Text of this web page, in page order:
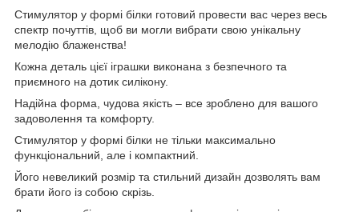
Стимулятор у формі білки готовий провести вас через весь
спектр почуттів, щоб ви могли вибрати свою унікальну
мелодію блаженства!
Кожна деталь цієї іграшки виконана з безпечного та
приємного на дотик силікону.
Надійна форма, чудова якість – все зроблено для вашого
задоволення та комфорту.
Стимулятор у формі білки не тільки максимально
функціональний, але і компактний.
Його невеликий розмір та стильний дизайн дозволять вам
брати його із собою скрізь.